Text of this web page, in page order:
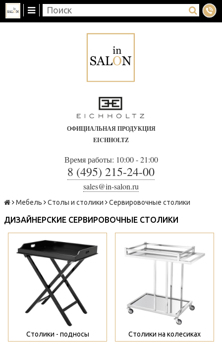
ОФИЦИАЛЬНАЯ ПРОДУКЦИЯ
EICHHOLTZ
Время работы: 10:00 - 21:00
8 (495) 215-24-00
sales@in-salon.ru
Мебель Столы и столики Сервировочные столики
ДИЗАЙНЕРСКИЕ СЕРВИРОВОЧНЫЕ СТОЛИКИ
>
Столики - подносы Столики на колесиках